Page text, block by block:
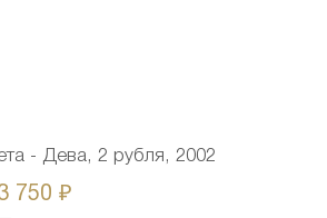
- Дева, 2 рубля, 2002
750 ₽